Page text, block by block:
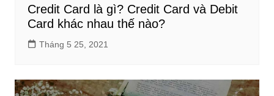
Credit Card là gì? Credit Card và Debit
Card khác nhau thế nào?
Tháng 5 25, 2021